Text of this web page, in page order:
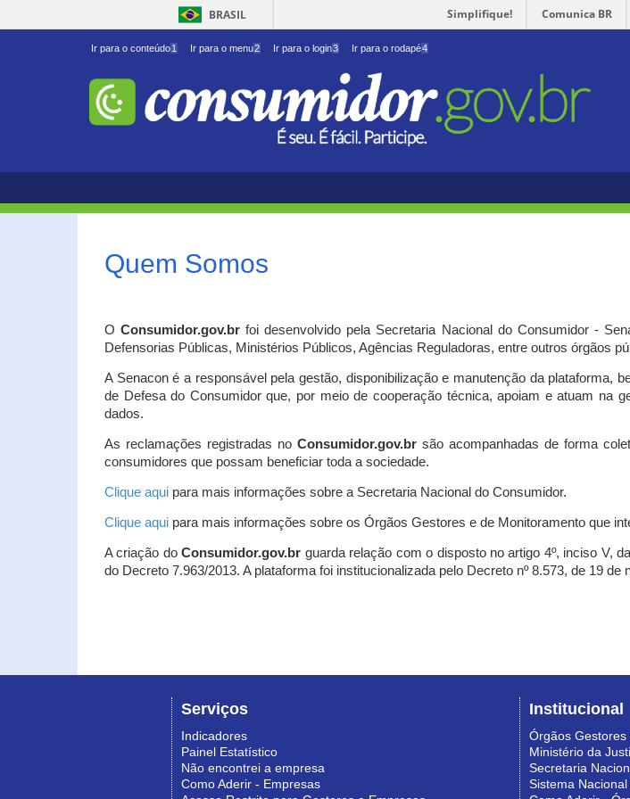
BRASIL Simplifique! Comunica BR
Ir para o conteúdo1 Ir para o menu2 Ir para o login3 Ir para o rodapé4
Quem Somos
OConsumidor.gov.br foi desenvolvido pela Secretaria Nacional do Consumidor -
Defensorias Públicas, Ministérios Públicos, Agências Reguladoras, entre outros órgãos
A Senacon é a responsável pela gestão, disponibilização e manutenção da plataforma,
de Defesa do Consumidor que, por meio de cooperação técnica, apoiam e atuam na
dados.
As reclamações registradas no Consumidor.gov.brsão acompanhadas de forma
consumidores que possam beneficiar toda a sociedade.
Clique aqui para mais informações sobre a Secretaria Nacional do Consumidor.
Clique aqui para mais informações sobre os Órgãos Gestores e de Monitoramento que
A criação doConsumidor.gov.br guarda relação com o disposto no artigo 4º, inciso V,
do Decreto 7.963/2013. A plataforma foi institucionalizada pelo Decreto nº 8.573, de 19 de
Serviços
Indicadores
Painel Estatístico
Não encontrei a empresa
Como Aderir - Empresas
Institucional
Órgãos
Ministério da
Secretaria
Sistema